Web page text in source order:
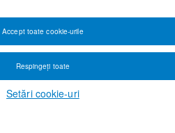
Setări cookie-uri
Respingeți toate
Accept toate cookie-urile